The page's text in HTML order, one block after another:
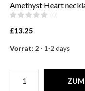
Amethyst Heart
£13.25
Vorrat: 2 - 1-2 days